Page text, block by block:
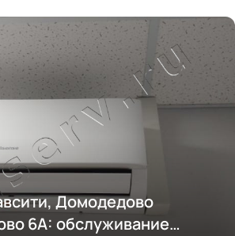
Домодедово
6А: обслуживание